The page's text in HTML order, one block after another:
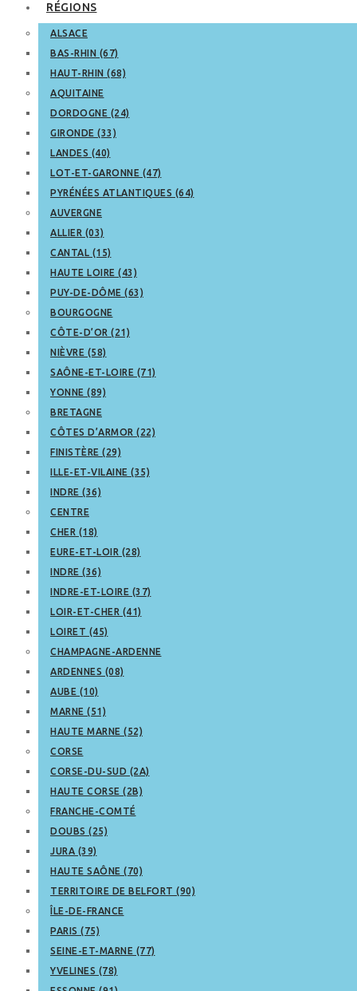
RÉGIONS
ALSACE
BAS-RHIN (67)
HAUT-RHIN (68)
AQUITAINE
DORDOGNE (24)
GIRONDE (33)
LANDES (40)
LOT-ET-GARONNE (47)
PYRÉNÉES ATLANTIQUES (64)
AUVERGNE
ALLIER (03)
CANTAL (15)
HAUTE LOIRE (43)
PUY-DE-DÔME (63)
BOURGOGNE
CÔTE-D’OR (21)
NIÈVRE (58)
SAÔNE-ET-LOIRE (71)
YONNE (89)
BRETAGNE
CÔTES D’ARMOR (22)
FINISTÈRE (29)
ILLE-ET-VILAINE (35)
INDRE (36)
CENTRE
CHER (18)
EURE-ET-LOIR (28)
INDRE (36)
INDRE-ET-LOIRE (37)
LOIR-ET-CHER (41)
LOIRET (45)
CHAMPAGNE-ARDENNE
ARDENNES (08)
AUBE (10)
MARNE (51)
HAUTE MARNE (52)
CORSE
CORSE-DU-SUD (2A)
HAUTE CORSE (2B)
FRANCHE-COMTÉ
DOUBS (25)
JURA (39)
HAUTE SAÔNE (70)
TERRITOIRE DE BELFORT (90)
ÎLE-DE-FRANCE
PARIS (75)
SEINE-ET-MARNE (77)
YVELINES (78)